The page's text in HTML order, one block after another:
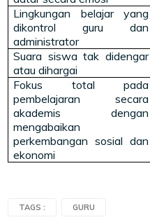
Lingkungan belajar yang
dikontrol guru dan
administrator
Suara siswa tak didengar
atau dihargai
Fokus total pada
pembelajaran secara
akademis dengan
mengabaikan
perkembangan sosial dan
ekonomi
TAGS : GURU